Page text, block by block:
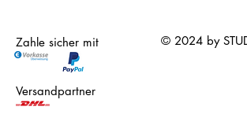
Versandpartner
Zahle sicher mit © 2024 by